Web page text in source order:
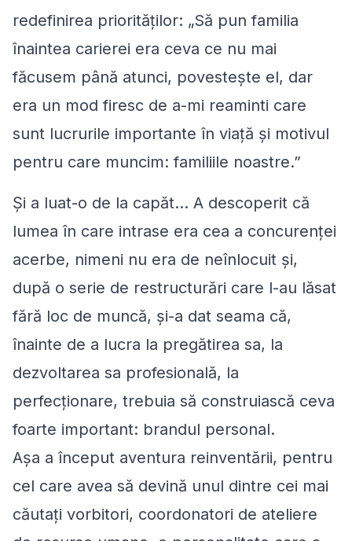
redefinirea priorităţilor: „Să pun familia
înaintea carierei era ceva ce nu mai
făcusem până atunci, povesteşte el, dar
era un mod firesc de a-mi reaminti care
sunt lucrurile importante în viaţă şi motivul
pentru care muncim: familiile noastre.”
Şi a luat-o de la capăt… A descoperit că
lumea în care intrase era cea a concurenţei
acerbe, nimeni nu era de neînlocuit şi,
după o serie de restructurări care l-au lăsat
fără loc de muncă, şi-a dat seama că,
înainte de a lucra la pregătirea sa, la
dezvoltarea sa profesională, la
perfecţionare, trebuia să construiască ceva
foarte important: brandul personal.
Aşa a început aventura reinventării, pentru
cel care avea să devină unul dintre cei mai
căutaţi vorbitori, coordonatori de ateliere